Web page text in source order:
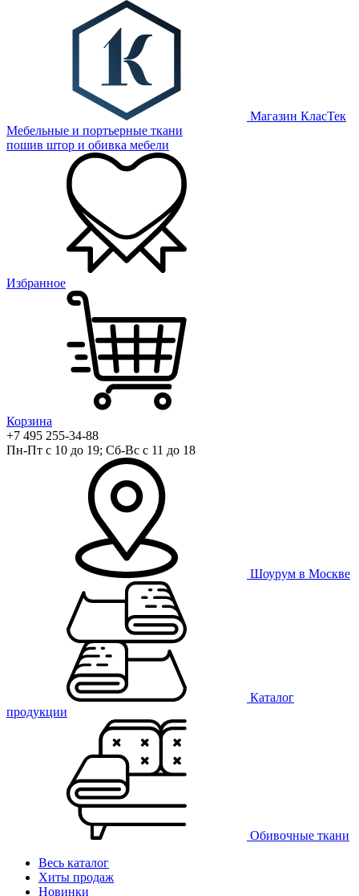
Магазин КласТек
Мебельные и портьерные ткани
пошив штор и обивка мебели
Избранное
Корзина
+7 495 255-34-88
Пн-Пт с 10 до 19; Сб-Вс с 11 до 18
Шоурум в Москве
Каталог
продукции
Обивочные ткани
Весь каталог
Хиты продаж
Новинки